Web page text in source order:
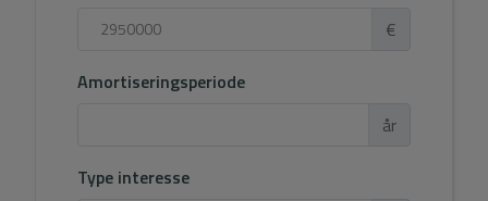
€
Amortiseringsperiode
år
Type interesse